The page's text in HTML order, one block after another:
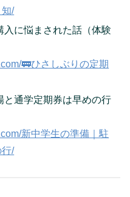
/
に悩まされた話（体験
🚃ひさしぶりの定期
通学定期券は早めの行
新中学生の準備｜駐
/